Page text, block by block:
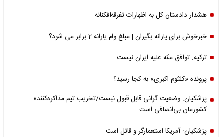
هشدار دادستان کل به اظهارات تفرقه‌افکنانه
خبرخوش برای یارانه بگیران | مبلغ وام یارانه 2 برابر می شود؟
ترکیه: توافق مکه علیه ایران نیست
پرونده «کلثوم اکبری» به کجا رسید؟
پزشکیان: وضعیت گرانی قابل قبول نیست/تخریب تیم مذاکره‌کننده
کشورمان بی‌انصافی است
پزشکیان: آمریکا استعمارگر و قاتل است